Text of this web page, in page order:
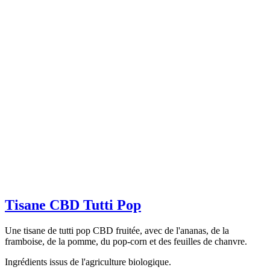
Tisane CBD Tutti Pop
Une tisane de tutti pop CBD fruitée, avec de l'ananas, de la
framboise, de la pomme, du pop-corn et des feuilles de chanvre.
Ingrédients issus de l'agriculture biologique.